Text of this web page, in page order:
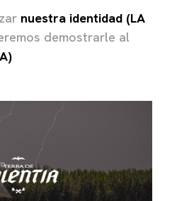
nuestra identidad (LA
demostrarle al